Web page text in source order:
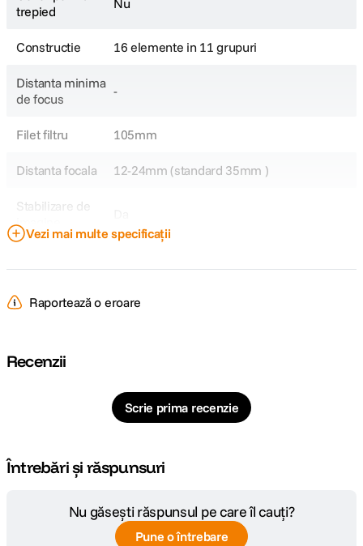
trepied
Nu
Constructie 16 elemente in 11 grupuri
Distanta minima
de focus
-
Filet filtru 105mm
Distanta focala 12-24mm (standard 35mm )
Stabilizare de
imagine
Gama Obiectiv
122° - 84.1°
Nr. lamele
9 lamele de diafragma
Plaja diafragme f/4 - f/22
Vezi mai multe specificații
Raportează o eroare
Recenzii
Scrie prima recenzie
Întrebări și răspunsuri
Nu găsești răspunsul pe care îl cauți?
Pune o întrebare